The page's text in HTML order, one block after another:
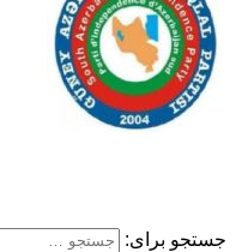
جستجو برای: